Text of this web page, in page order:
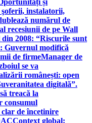
și
instalatorii,
numărul de
recesiunii de pe Wall
2008: “Riscurile sunt
Guvernul modifică
de firmeManager de
se va
românești: open
digitală”.
treacă la
consumul
clar de încetinire
Context global: